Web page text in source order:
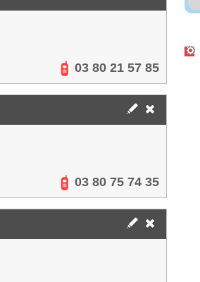
03 80 21 57 85
03 80 75 74 35